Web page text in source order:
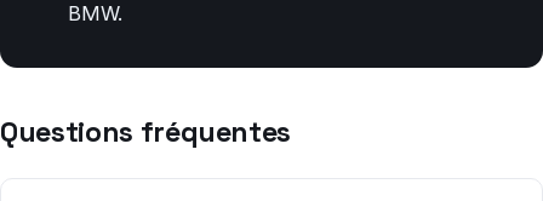
BMW.
Questions fréquentes